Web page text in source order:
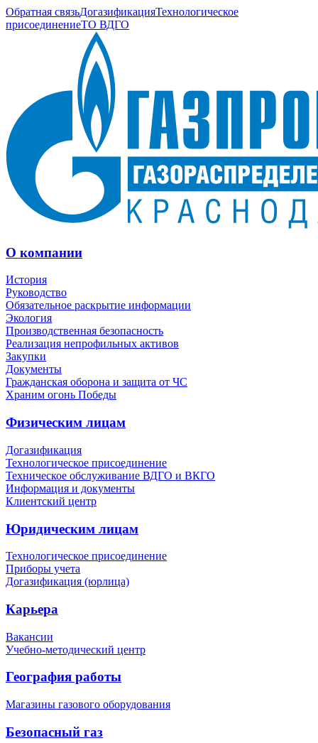
Обратная связьДогазификацияТехнологическое
присоединениеТО ВДГО
О компании
История
Руководство
Обязательное раскрытие информации
Экология
Производственная безопасность
Реализация непрофильных активов
Закупки
Документы
Гражданская оборона и защита от ЧС
Храним огонь Победы
Физическим лицам
Догазификация
Технологическое присоединение
Техническое обслуживание ВДГО и ВКГО
Информация и документы
Клиентский центр
Юридическим лицам
Технологическое присоединение
Приборы учета
Догазификация (юрлица)
Карьера
Вакансии
Учебно-методический центр
География работы
Магазины газового оборудования
Безопасный газ